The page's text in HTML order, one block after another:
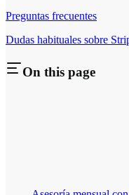
Preguntas frecuentes
Dudas habituales sobre
On this page